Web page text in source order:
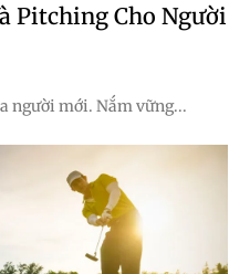
Pitching Cho Người
người mới. Nắm vững...